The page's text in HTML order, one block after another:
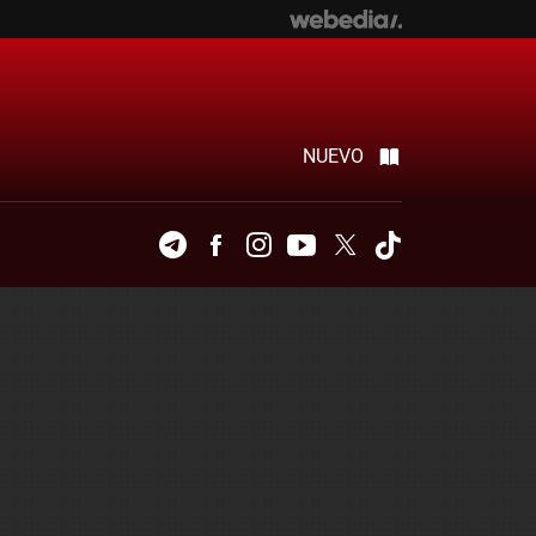
NUEVO
TelegramFacebookInstagramYoutubeTwitter